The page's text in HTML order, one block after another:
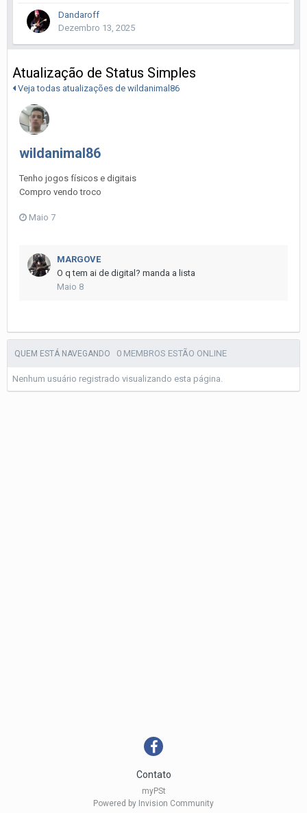
Dandaroff
Dezembro 13, 2025
Atualização de Status Simples
Veja todas atualizações de wildanimal86
wildanimal86
Tenho jogos físicos e digitais
Compro vendo troco
Maio 7
MARGOVE
O q tem ai de digital? manda a lista
Maio 8
QUEM ESTÁ NAVEGANDO 0 MEMBROS ESTÃO ONLINE
Nenhum usuário registrado visualizando esta página.
Contato
myPSt
Powered by Invision Community